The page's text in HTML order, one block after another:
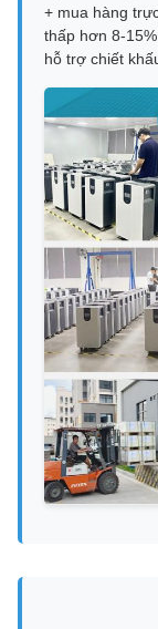
+ mua hàng
thấp hơn 8-
hỗ trợ chiết